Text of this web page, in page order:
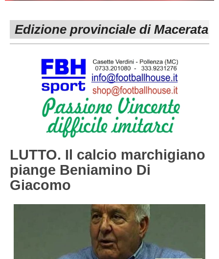
Carica la tua Rosa
1^ CATEGORIA
3^ CATEGORIA
GIOVANILI
Edizione provinciale di Macerata
LUTTO. Il calcio marchigiano
piange Beniamino Di
Giacomo